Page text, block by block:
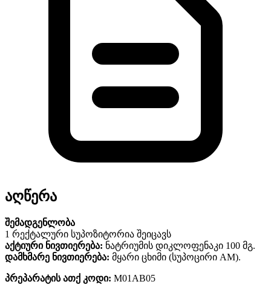
აღწერა
შემადგენლობა
1 რექტალური სუპოზიტორია შეიცავს
აქტიური ნივთიერება: ნატრიუმის დიკლოფენაკი 100 მგ.
დამხმარე ნივთიერება: მყარი ცხიმი (სუპოცირი AM).
პრეპარატის ათქ კოდი: M01AB05